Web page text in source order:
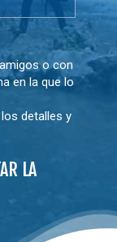
o con
en la que lo
detalles y
LA